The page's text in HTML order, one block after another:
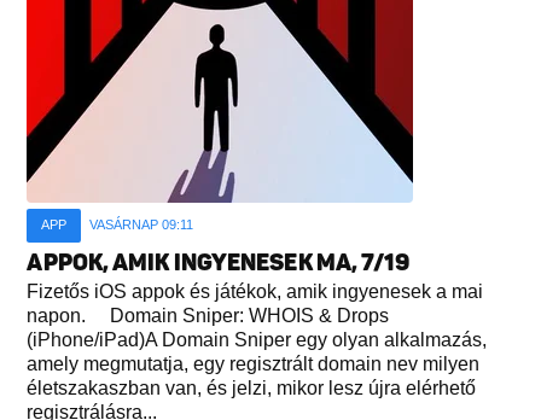
APP VASÁRNAP 09:11
APPOK, AMIK INGYENESEK MA, 7/19
Fizetős iOS appok és játékok, amik ingyenesek a mai
napon. Domain Sniper: WHOIS & Drops
(iPhone/iPad)A Domain Sniper egy olyan alkalmazás,
amely megmutatja, egy regisztrált domain nev milyen
életszakaszban van, és jelzi, mikor lesz újra elérhető
regisztrálásra...